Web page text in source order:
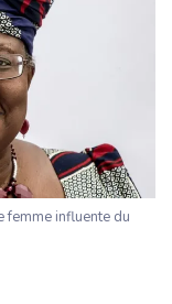
femme influente du